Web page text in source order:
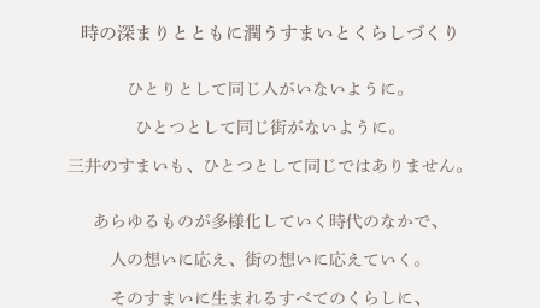
時の深まりとともに潤うすまいとくらしづくり
ひとりとして同じ人がいないように。
ひとつとして同じ街がないように。
三井のすまいも、ひとつとして同じではありません。
あらゆるものが多様化していく時代のなかで、
人の想いに応え、街の想いに応えていく。
そのすまいに生まれるすべてのくらしに、